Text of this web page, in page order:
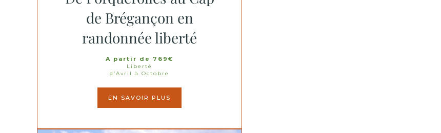
de Brégançon en
randonnée liberté
A partir de 769€
Liberté
d’Avril à Octobre
EN SAVOIR PLUS